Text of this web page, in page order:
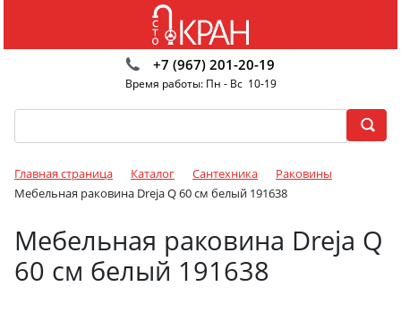
+7 (967) 201-20-19
Время работы: Пн - Вс 10-19
Главная страница Каталог Сантехника
Раковины
Мебельная раковина Dreja Q 60 см белый 191638
Мебельная раковина Dreja Q
60 см белый 191638